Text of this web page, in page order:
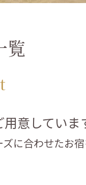
覧
用意していま
に合わせたお宿